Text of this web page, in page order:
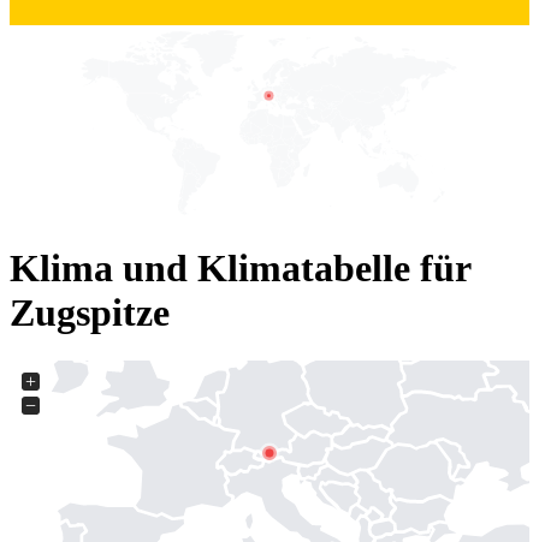
Klima und Klimatabelle für
Zugspitze
+
−